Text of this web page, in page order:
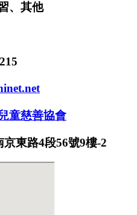
、其他
215
童慈善協會
東路4段56號9樓-2